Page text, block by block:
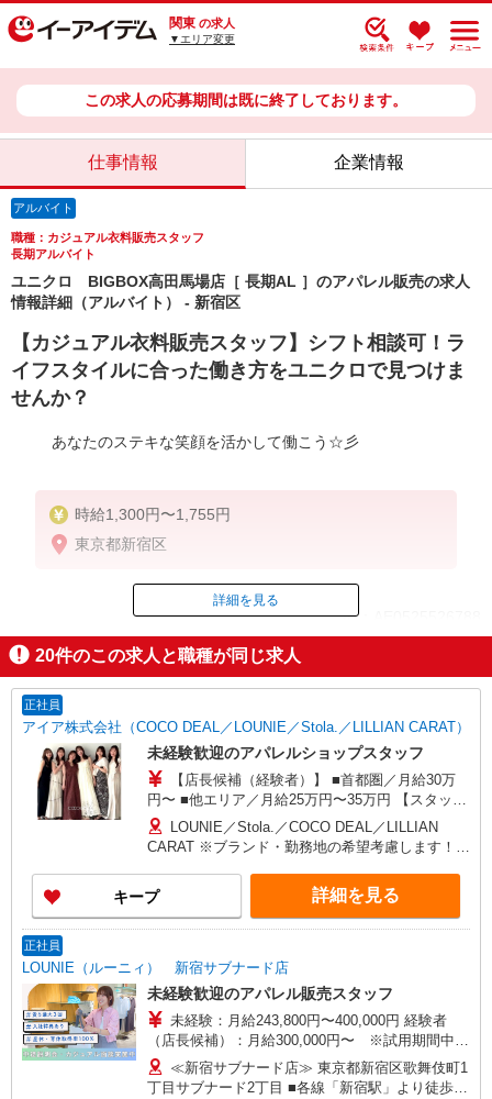
関東 の求人
▼エリア変更
この求人の応募期間は既に終了しております。
仕事情報 企業情報
アルバイト
職種：カジュアル衣料販売スタッフ
長期アルバイト
ユニクロ BIGBOX高田馬場店［ 長期AL ］のアパレル販売の求人
情報詳細（アルバイト） - 新宿区
【カジュアル衣料販売スタッフ】シフト相談可！ラ
イフスタイルに合った働き方をユニクロで見つけま
せんか？
あなたのステキな笑顔を活かして働こう☆彡
時給1,300円〜1,755円
東京都新宿区
ID：AE0525526788
掲載期間終了
詳細を見る
20件のこの求人と職種が同じ求人
正社員
アイア株式会社（COCO DEAL／LOUNIE／Stola.／LILLIAN CARAT）
未経験歓迎のアパレルショップスタッフ
【店長候補（経験者）】 ■首都圏／月給30万
円〜 ■他エリア／月給25万円〜35万円 【スタッ
フ】 ■首都圏／月給24万3,800円〜40万円 ■大阪／
月給23万3,500円〜35万円 ■京都、兵庫、愛知、岐
阜、福岡／月給22万7,800円〜35万円 ■他エリア／
月給22万2,100円〜35万円 固定残業手当含む（1ヶ
月あたり20時間）※超過時は追加支給 首都圏エリ
ア：30,800円 大阪：29,500円 京都、兵庫、愛知、
考慮 ※試用期間3ヶ月も同条件（首都圏：店長候
補は月給27万円〜）
LOUNIE／Stola.／COCO DEAL／LILLIAN
CARAT ※ブランド・勤務地の希望考慮します！※
道、宮城（仙台）、愛知、大阪、兵庫、京都、和
歌山、岡山、広島、愛媛、福岡、長崎、宮崎、熊
本などの各店舗で募集しています。 【COCO
ルミネ池袋店／ルミネ横浜／ルミネ大宮店／ルミ
ネ有楽町店 ルミネ立川店／ルミネ町田店／池袋
PARCO店／東京スカイツリータウン・ソラマチ店
イクスピアリ店／イオンレイクタウン店／ジョイ
ナス店／テラスモール湘南店 タカシマヤ ゲートタ
ワーモール店／イオン大高SC店 なんばCITY店／
天王寺MIO店／阪神梅田本店／京都ポルタ店／阪
キープ 詳細を見る
正社員
LOUNIE（ルーニィ） 新宿サブナード店
未経験歓迎のアパレル販売スタッフ
未経験：月給243,800円〜400,000円 経験者
（店長候補）：月給300,000円〜 ※試用期間中は
270,000円〜 ★固定残業手当：30,800円（月給に
含む） ※経験・能力考慮 ※固定残業時間は1ヶ月
≪新宿サブナード店≫ 東京都新宿区歌舞伎町1
丁目サブナード2丁目 ■各線「新宿駅」より徒歩3